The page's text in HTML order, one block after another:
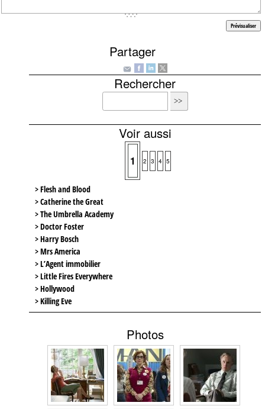
Partager
Rechercher
Voir aussi
1 2 3 4 5
> Flesh and Blood
> Catherine the Great
> The Umbrella Academy
> Doctor Foster
> Harry Bosch
> Mrs America
> L’Agent immobilier
> Little Fires Everywhere
> Hollywood
> Killing Eve
Photos